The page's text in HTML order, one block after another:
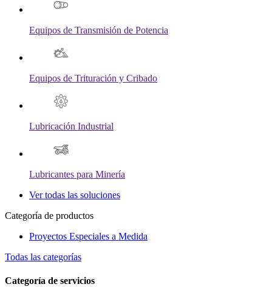
Equipos de Transmisión de Potencia
Equipos de Trituración y Cribado
Lubricación Industrial
Lubricantes para Minería
Ver todas las soluciones
Categoría de productos
Proyectos Especiales a Medida
Todas las categorías
Categoría de servicios